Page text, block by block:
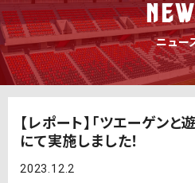
ニュー
【レポート】「ツエーゲンと
にて実施しました！
2023.12.2